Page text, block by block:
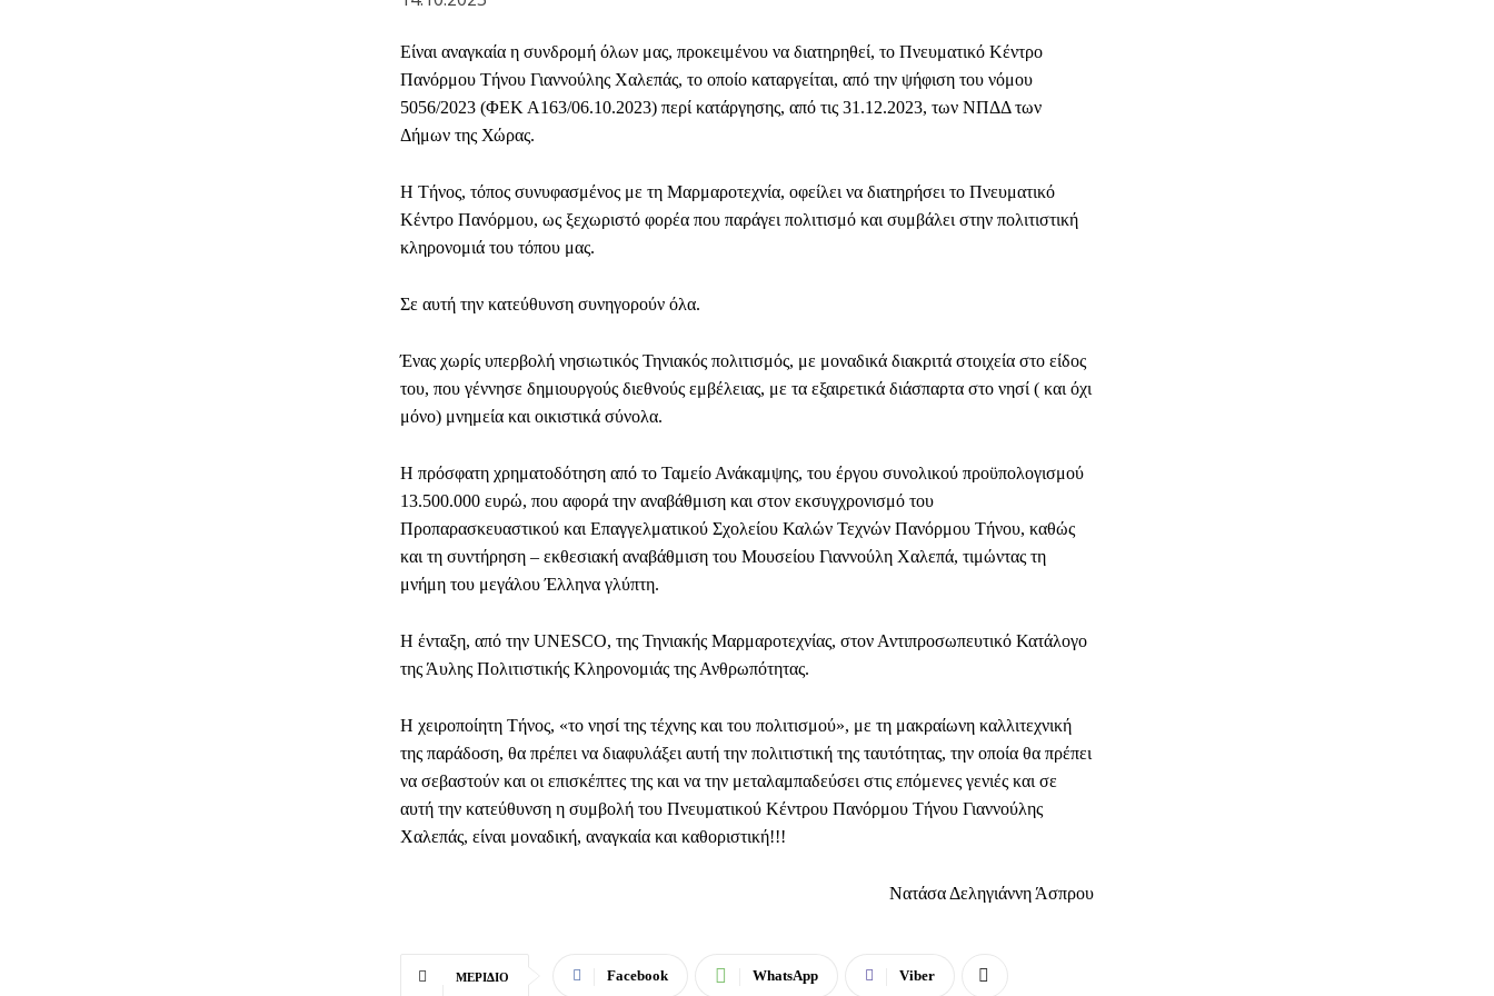
Είναι αναγκαία η συνδρομή όλων μας, προκειμένου να διατηρηθεί, το Πνευματικό Κέντρο
Πανόρμου Τήνου Γιαννούλης Χαλεπάς, το οποίο καταργείται, από την ψήφιση του νόμου
5056/2023 (ΦΕΚ Α163/06.10.2023) περί κατάργησης, από τις 31.12.2023, των ΝΠΔΔ των
Δήμων της Χώρας.
Η Τήνος, τόπος συνυφασμένος με τη Μαρμαροτεχνία, οφείλει να διατηρήσει το Πνευματικό
Κέντρο Πανόρμου, ως ξεχωριστό φορέα που παράγει πολιτισμό και συμβάλει στην πολιτιστική
κληρονομιά του τόπου μας.
Σε αυτή την κατεύθυνση συνηγορούν όλα.
Ένας χωρίς υπερβολή νησιωτικός Τηνιακός πολιτισμός, με μοναδικά διακριτά στοιχεία στο είδος
του, που γέννησε δημιουργούς διεθνούς εμβέλειας, με τα εξαιρετικά διάσπαρτα στο νησί ( και όχι
μόνο) μνημεία και οικιστικά σύνολα.
Η πρόσφατη χρηματοδότηση από το Ταμείο Ανάκαμψης, του έργου συνολικού προϋπολογισμού
13.500.000 ευρώ, που αφορά την αναβάθμιση και στον εκσυγχρονισμό του
Προπαρασκευαστικού και Επαγγελματικού Σχολείου Καλών Τεχνών Πανόρμου Τήνου, καθώς
και τη συντήρηση – εκθεσιακή αναβάθμιση του Μουσείου Γιαννούλη Χαλεπά, τιμώντας τη
μνήμη του μεγάλου Έλληνα γλύπτη.
Η ένταξη, από την UNESCO, της Τηνιακής Μαρμαροτεχνίας, στον Αντιπροσωπευτικό Κατάλογο
της Άυλης Πολιτιστικής Κληρονομιάς της Ανθρωπότητας.
Η χειροποίητη Τήνος, «το νησί της τέχνης και του πολιτισμού», με τη μακραίωνη καλλιτεχνική
της παράδοση, θα πρέπει να διαφυλάξει αυτή την πολιτιστική της ταυτότητας, την οποία θα πρέπει
να σεβαστούν και οι επισκέπτες της και να την μεταλαμπαδεύσει στις επόμενες γενιές και σε
αυτή την κατεύθυνση η συμβολή του Πνευματικού Κέντρου Πανόρμου Τήνου Γιαννούλης
Χαλεπάς, είναι μοναδική, αναγκαία και καθοριστική!!!
Νατάσα Δεληγιάννη Άσπρου
ΜΕΡΊΔΙΟ Facebook WhatsApp Viber